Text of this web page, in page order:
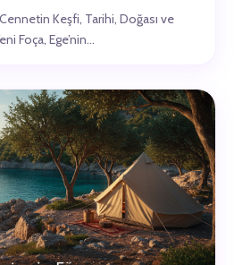
Keşfi, Tarihi, Doğası ve
Foça, Ege’nin…